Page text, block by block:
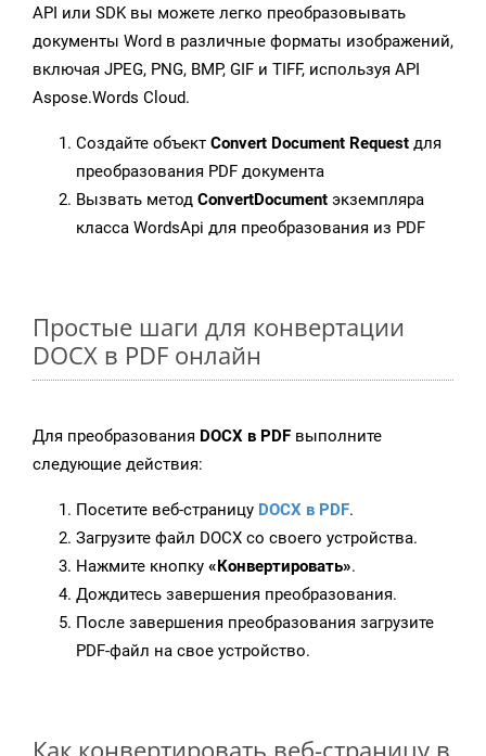
API или SDK вы можете легко преобразовывать
документы Word в различные форматы изображений,
включая JPEG, PNG, BMP, GIF и TIFF, используя API
Aspose.Words Cloud.
Создайте объект Convert Document Request для
преобразования PDF документа
Вызвать метод ConvertDocument экземпляра
класса WordsApi для преобразования из PDF
Простые шаги для конвертации
DOCX в PDF онлайн
Для преобразования DOCX в PDF выполните
следующие действия:
Посетите веб-страницу DOCX в PDF.
Загрузите файл DOCX со своего устройства.
Нажмите кнопку «Конвертировать».
Дождитесь завершения преобразования.
После завершения преобразования загрузите
PDF-файл на свое устройство.